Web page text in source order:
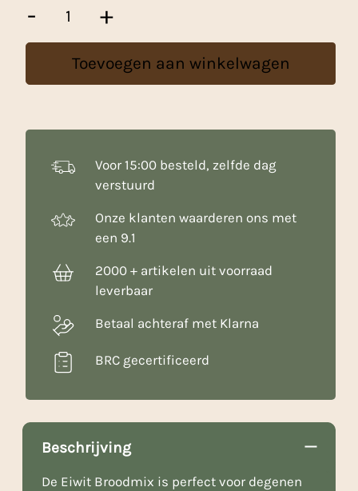
-
Broodmeel
5
aantal
+
Toevoegen aan winkelwagen
Voor 15:00 besteld, zelfde dag
verstuurd
Onze klanten waarderen ons met
een 9.1
2000 + artikelen uit voorraad
leverbaar
Betaal achteraf met Klarna
BRC gecertificeerd
Beschrijving
De Eiwit Broodmix is perfect voor degenen